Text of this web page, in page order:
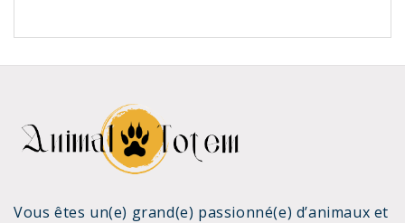
Vous êtes un(e) grand(e) passionné(e) d’animaux et